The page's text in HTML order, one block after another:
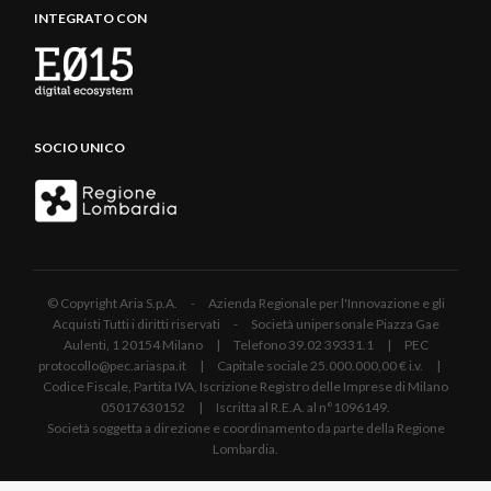
INTEGRATO CON
SOCIO UNICO
© Copyright Aria S.p.A. - Azienda Regionale per l'Innovazione e gli
Acquisti Tutti i diritti riservati - Società unipersonale Piazza Gae
Aulenti, 1 20154 Milano | Telefono 39.02 39331.1 | PEC
protocollo@pec.ariaspa.it | Capitale sociale 25.000.000,00 € i.v. |
Codice Fiscale, Partita IVA, Iscrizione Registro delle Imprese di Milano
05017630152 | Iscritta al R.E.A. al n°1096149.
Società soggetta a direzione e coordinamento da parte della Regione
Lombardia.